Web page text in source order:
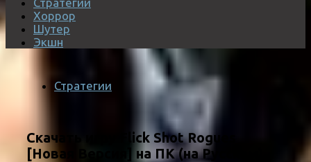
Хоррор
Шутер
Экшн
Стратегии
Скачать игру Flick Shot Rogues
[Новая Версия] на ПК (на Русском)